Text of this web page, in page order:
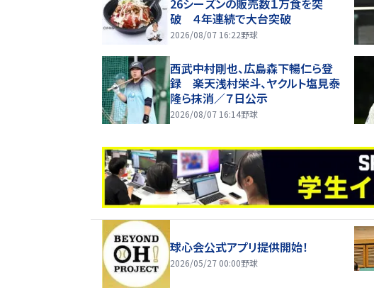
26シーズンの販売数１万食を突
破 ４年連続で大台突破
2026/08/07 16:22野球
西武中村剛也、広島森下暢仁ら登
録 楽天浅村栄斗、ヤクルト塩見泰
隆ら抹消／７日公示
2026/08/07 16:14野球
球心会公式アプリ提供開始！
2026/05/27 00:00野球